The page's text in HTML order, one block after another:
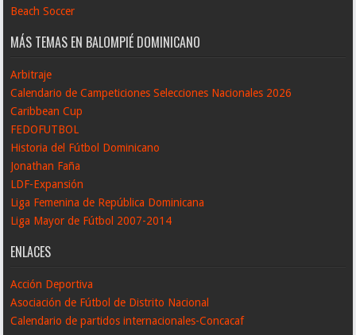
Beach Soccer
MÁS TEMAS EN BALOMPIÉ DOMINICANO
Arbitraje
Calendario de Campeticiones Selecciones Nacionales 2026
Caribbean Cup
FEDOFUTBOL
Historia del Fútbol Dominicano
Jonathan Faña
LDF-Expansión
Liga Femenina de República Dominicana
Liga Mayor de Fútbol 2007-2014
ENLACES
Acción Deportiva
Asociación de Fútbol de Distrito Nacional
Calendario de partidos internacionales-Concacaf